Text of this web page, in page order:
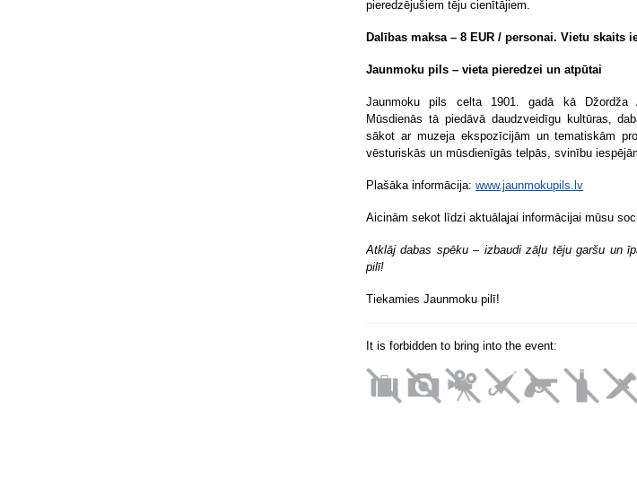
pieredzējušiem tēju cienītājiem.
Dalības maksa – 8 EUR / personai. Vietu skaits
Jaunmoku pils – vieta pieredzei un atpūtai
Jaunmoku pils celta 1901. gadā kā Džordža
Mūsdienās tā piedāvā daudzveidīgu kultūras,
sākot ar muzeja ekspozīcijām un tematiskām
vēsturiskās un mūsdienīgās telpās, svinību
Plašāka informācija: www.jaunmokupils.lv
Aicinām sekot līdzi aktuālajai informācijai mūsu
Atklāj dabas spēku – izbaudi zāļu tēju garšu un
pilī!
Tiekamies Jaunmoku pilī!
It is forbidden to bring into the event: